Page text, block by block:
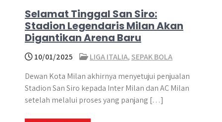
Selamat Tinggal San Siro:
Stadion Legendaris Milan Akan
Digantikan Arena Baru
10/01/2025 LIGA ITALIA, SEPAK BOLA
Dewan Kota Milan akhirnya menyetujui penjualan
Stadion San Siro kepada Inter Milan dan AC Milan
setelah melalui proses yang panjang […]